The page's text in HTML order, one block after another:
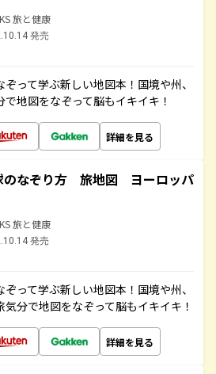
旅と健康
発売
って学ぶ新しい地図本！国境や州、
地図をなぞって脳もイキイキ！
詳細を見る
のなぞり方 旅地図 ヨーロッパ
旅と健康
発売
って学ぶ新しい地図本！国境や州、
分で地図をなぞって脳もイキイキ！
詳細を見る